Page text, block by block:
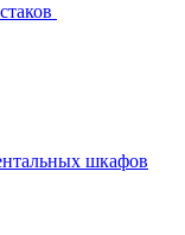
шкафов